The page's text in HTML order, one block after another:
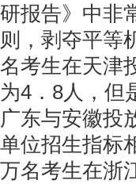
研报告》中非
则，剥夺平等
名考生在天津
为4．8人，但
广东与安徽投
单位招生指标
万名考生在浙